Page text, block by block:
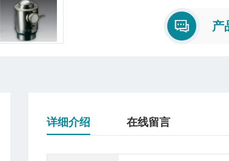
产
详细介绍 在线留言